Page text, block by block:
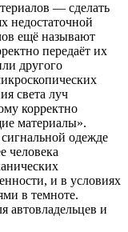
— сделать
недостаточной
ещё называют
передаёт их
другого
света луч
корректно
материалы».
одежде
человека
и в условиях
в темноте.
автовладельцев и